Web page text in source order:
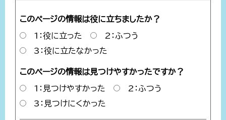
このページの情報は役に立ちましたか？
1：役に立った
2：ふつう
3：役に立たなかった
このページの情報は見つけやすかったですか？
1：見つけやすかった
2：ふつう
3：見つけにくかった